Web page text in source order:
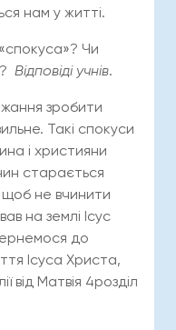
нам у житті.
Чи
Відповіді учнів.
зробити
Такі спокуси
і християни
старається
щоб не вчинити
на землі Ісус
до
Ісуса Христа,
від Матвія 4розділ